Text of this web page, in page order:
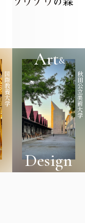
国
際
教
養
大
学
秋
田
公
立
美
術
大
学
Art&
Design